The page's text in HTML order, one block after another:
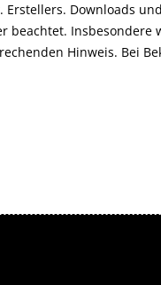
Downloads
beachtet. Insbesondere
Hinweis. Bei